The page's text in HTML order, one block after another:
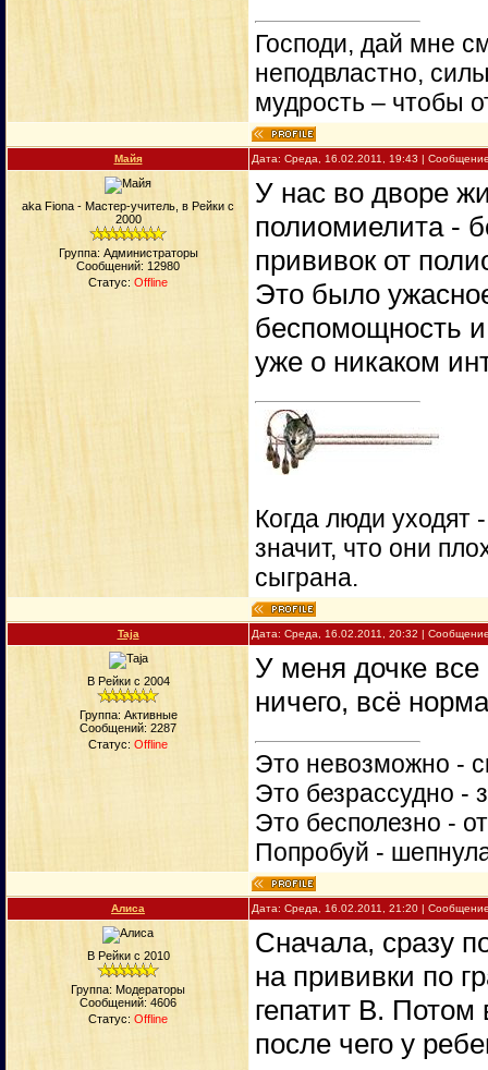
Господи, дай мне
неподвластно,
мудрость – чтобы
Майя Дата: Среда, 16.02.2011, 19:43 |
aka Fiona - Мастер-учитель, в Рейки с
2000
Группа: Администраторы
Сообщений: 12980
Статус: Offline
У нас во дворе
полиомиелита -
прививок от
Это было
беспомощность и
уже о никаком
Когда люди уходят
значит, что они
сыграна.
Taja Дата: Среда, 16.02.2011, 20:32 |
В Рейки с 2004
Группа: Активные
Сообщений: 2287
Статус: Offline
У меня дочке
ничего, всё
Это невозможно -
Это безрассудно -
Это бесполезно -
Попробуй -
Алиса Дата: Среда, 16.02.2011, 21:20 |
В Рейки с 2010
Группа: Модераторы
Сообщений: 4606
Статус: Offline
Сначала, сразу
на прививки по
гепатит В.
после чего у